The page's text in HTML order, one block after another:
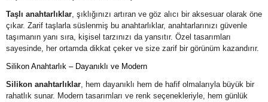
Taşlı anahtarlıklar, şıklığınızı artıran ve göz alıcı bir aksesuar olarak öne
çıkar. Zarif taşlarla süslenmiş bu anahtarlıklar, anahtarlarınızı güvenle
taşımanın yanı sıra, kişisel tarzınızı da yansıtır. Özel tasarımları
sayesinde, her ortamda dikkat çeker ve size zarif bir görünüm kazandırır.
Silikon Anahtarlık – Dayanıklı ve Modern
Silikon anahtarlıklar, hem dayanıklı hem de hafif olmalarıyla büyük bir
rahatlık sunar. Modern tasarımları ve renk seçenekleriyle, hem günlük